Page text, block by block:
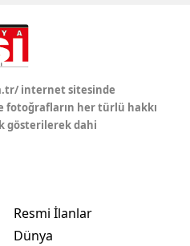
internet sitesinde
fotoğrafların her türlü hakkı
gösterilerek dahi
Resmi İlanlar
Dünya